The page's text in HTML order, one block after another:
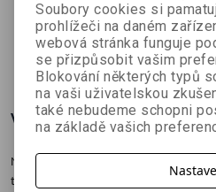
plánovací
kalendář
2026
kolektiv autorů
179 Kč 199 Kč
kalendář
2026 -
prázdný
kolektiv
179 Kč
Více o knize
Nástěnný kalendář s bojovými
techniky od magazínu II. světová.
Soubory cookies si
prohlížeči na daném
webová stránka funguje
se přizpůsobit vašim
Blokování některých typů
na vaši uživatelskou
také nebudeme schopni
na základě vašich